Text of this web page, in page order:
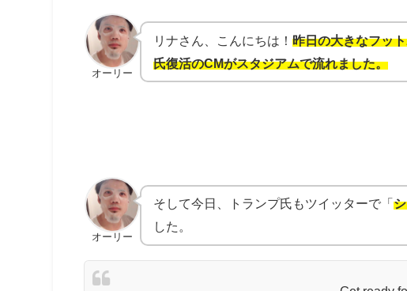
オーリー
リナさん、こんにちは！ 昨日の大きなフッ
氏復活のCMがスタジアムで流れました。
オーリー
そして今日、トランプ氏もツイッターで「
した。